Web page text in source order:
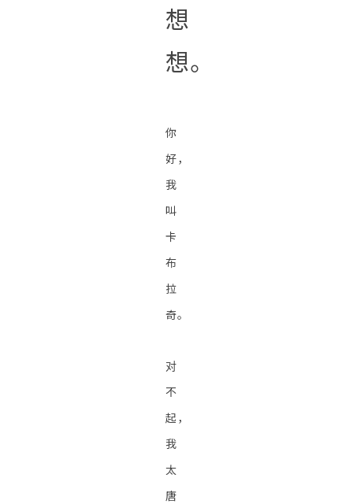
想
想。
你
好，
我
叫
卡
布
拉
奇。
对
不
起，
我
太
唐